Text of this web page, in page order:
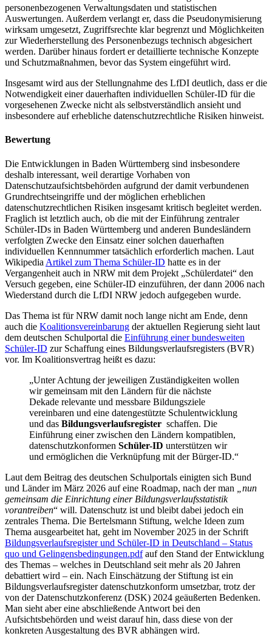
personenbezogenen Verwaltungsdaten und statistischen
Auswertungen. Außerdem verlangt er, dass die Pseudonymisierung
wirksam umgesetzt, Zugriffsrechte klar begrenzt und Möglichkeiten
zur Wiederherstellung des Personenbezugs technisch abgesichert
werden. Darüber hinaus fordert er detaillierte technische Konzepte
und Schutzmaßnahmen, bevor das System eingeführt wird.
Insgesamt wird aus der Stellungnahme des LfDI deutlich, dass er die
Notwendigkeit einer dauerhaften individuellen Schüler-ID für die
vorgesehenen Zwecke nicht als selbstverständlich ansieht und
insbesondere auf erhebliche datenschutzrechtliche Risiken hinweist.
Bewertung
Die Entwicklungen in Baden Württemberg sind insbesondere
deshalb interessant, weil derartige Vorhaben von
Datenschutzaufsichtsbehörden aufgrund der damit verbundenen
Grundrechtseingriffe und der möglichen erheblichen
datenschutzrechtlichen Risiken insgesamt kritisch begleitet werden.
Fraglich ist letztlich auch, ob die mit der Einführung zentraler
Schüler-IDs in Baden Württemberg und anderen Bundesländern
verfolgten Zwecke den Einsatz einer solchen dauerhaften
individuellen Kennnummer tatsächlich erforderlich machen. Laut
Wikipedia Artikel zum Thema Schüler-ID hatte es in der
Vergangenheit auch in NRW mit dem Projekt „Schülerdatei“ den
Versuch gegeben, eine Schüler-ID einzuführen, der dann 2006 nach
Wiederstand durch die LfDI NRW jedoch aufgegeben wurde.
Das Thema ist für NRW damit noch lange nicht am Ende, denn
auch die Koalitionsvereinbarung der aktuellen Regierung sieht laut
dem deutschen Schulportal die Einführung einer bundesweiten
Schüler-ID zur Schaffung eines Bildungsverlaufsregisters (BVR)
vor. Im Koalitionsvertrag heißt es dazu:
„Unter Achtung der jeweiligen Zuständigkeiten wollen
wir gemeinsam mit den Ländern für die nächste
Dekade relevante und messbare Bildungsziele
vereinbaren und eine datengestützte Schulentwicklung
und das Bildungsverlaufsregister schaffen. Die
Einführung einer zwischen den Ländern kompatiblen,
datenschutzkonformen Schüler-ID unterstützen wir
und ermöglichen die Verknüpfung mit der Bürger-ID.“
Laut dem Beitrag des deutschen Schulportals einigten sich Bund
und Länder im März 2026 auf eine Roadmap, nach der man
„nun
gemeinsam die Einrichtung einer Bildungsverlaufsstatistik
vorantreiben“ will. Datenschutz ist und bleibt dabei jedoch ein
zentrales Thema. Die Bertelsmann Stiftung, welche Ideen zum
Thema ausgearbeitet hat, geht im November 2025 in der Schrift
Bildungsverlaufsregister und Schüler-ID in Deutschland – Status
quo und Gelingensbedingungen.pdfauf den Stand der Entwicklung
des Themas – welches in Deutschland seit mehr als 20 Jahren
debattiert wird – ein. Nach Einschätzung der Stiftung ist ein
Bildungsverlaufsregister datenschutzkonform umsetzbar, trotz der
von der Datenschutzkonferenz (DSK) 2024 geäußerten Bedenken.
Man sieht aber eine abschließende Antwort bei den
Aufsichtsbehörden und weist darauf hin, dass diese von der
konkreten Ausgestaltung des BVR abhängen wird.